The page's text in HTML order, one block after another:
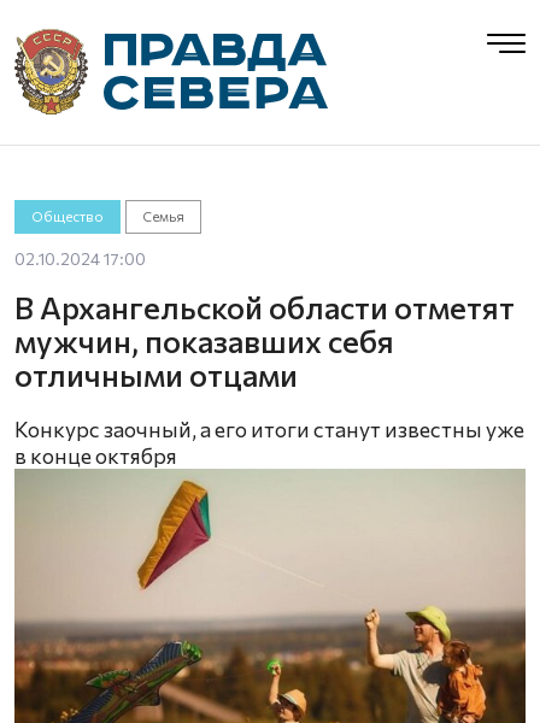
Общество Семья
02.10.2024 17:00
В Архангельской области отметят
мужчин, показавших себя
отличными отцами
Конкурс заочный, а его итоги станут известны уже
в конце октября